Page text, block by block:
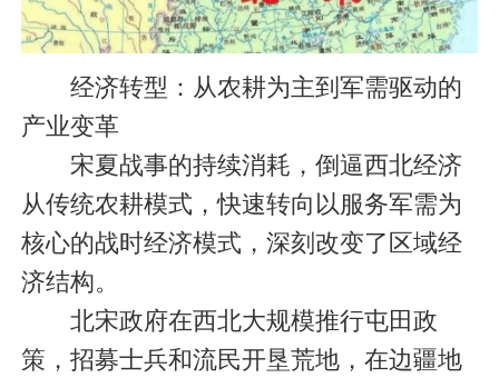
经济转型：从农耕为主到军需驱动的
产业变革
宋夏战事的持续消耗，倒逼西北经济
从传统农耕模式，快速转向以服务军需为
核心的战时经济模式，深刻改变了区域经
济结构。
北宋政府在西北大规模推行屯田政
策，招募士兵和流民开垦荒地，在边疆地